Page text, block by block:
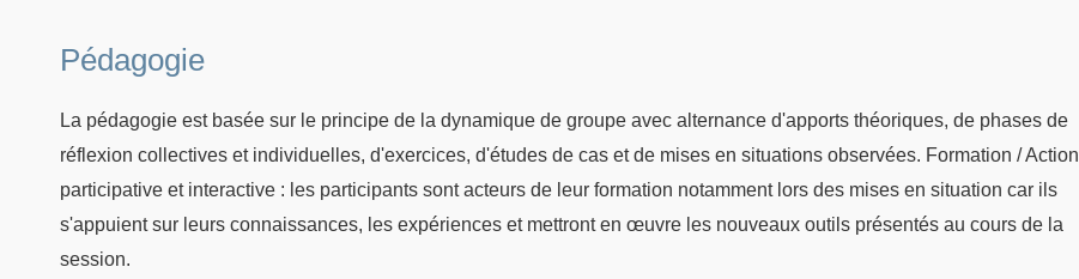
Pédagogie
La pédagogie est basée sur le principe de la dynamique de groupe avec alternance d'apports théoriques, de phases de
réflexion collectives et individuelles, d'exercices, d'études de cas et de mises en situations observées. Formation / Action
participative et interactive : les participants sont acteurs de leur formation notamment lors des mises en situation car ils
s'appuient sur leurs connaissances, les expériences et mettront en œuvre les nouveaux outils présentés au cours de la
session.